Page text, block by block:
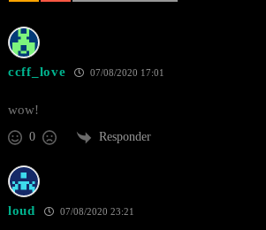
ccff_love 07/08/2020 17:01
wow!
0 Responder
loud 07/08/2020 23:21